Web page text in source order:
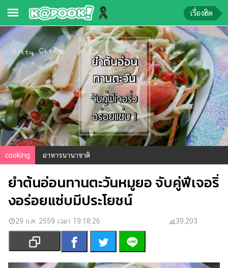
ข่าว-
ความ
รู้
ข่าว
ข่าว
บันเทิง
ตรวจ
หวย
ผล
บอล
สด
การ
เงิน
การ
ศึกษา
เรื่องฮิต
cooking อาหารนานาชาติ
ยำต้นอ่อนทานตะวันหมูยอ จับคู่ฟีเจอริ่
งอร่อยแซ่บมีประโยชน์
29 ก.ค. 2559 เวลา 19:18:26 39,203